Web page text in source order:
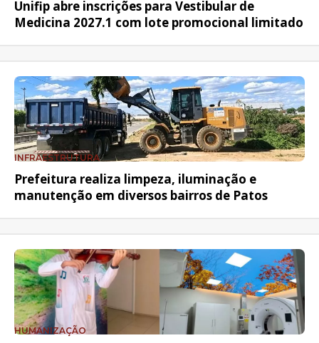
Unifip abre inscrições para Vestibular de
Medicina 2027.1 com lote promocional limitado
INFRAESTRUTURA
Prefeitura realiza limpeza, iluminação e
manutenção em diversos bairros de Patos
HUMANIZAÇÃO